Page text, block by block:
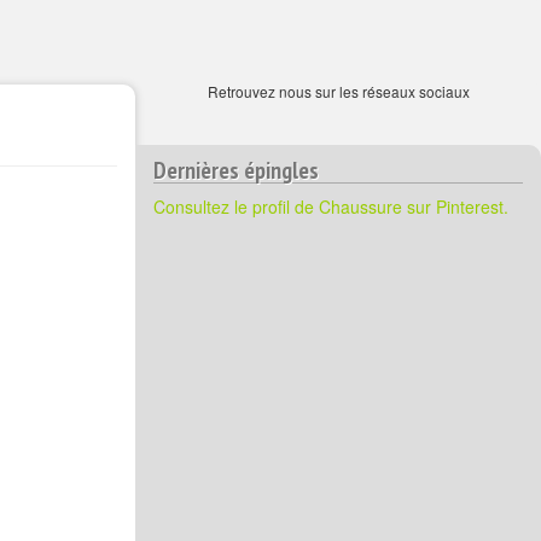
Dernières épingles
Consultez le profil de Chaussure sur Pinterest.
Retrouvez nous sur les réseaux sociaux